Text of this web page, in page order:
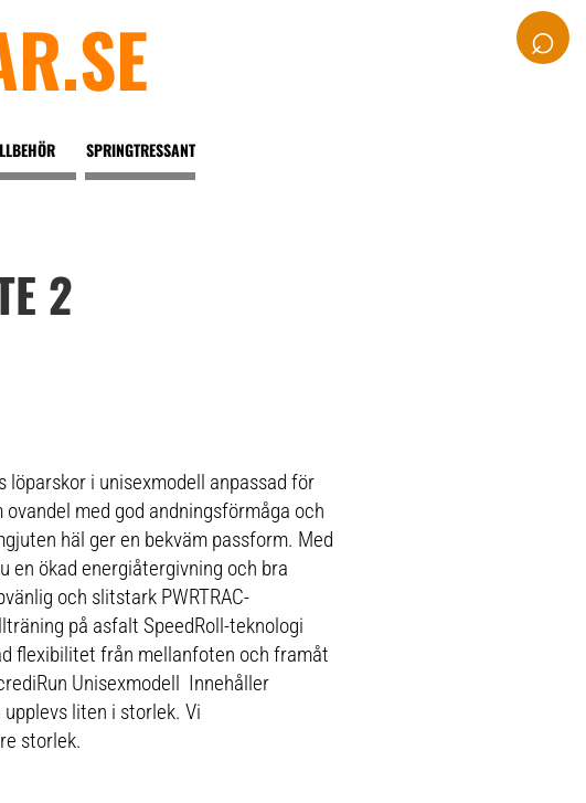
⌕
SPRINGTRESSANT
2
löparskor i unisexmodell anpassad för
med god andningsförmåga och
häl ger en bekväm passform. Med
en ökad energiåtergivning och bra
och slitstark PWRTRAC-
på asfalt SpeedRoll-teknologi
flexibilitet från mellanfoten och framåt
Unisexmodell Innehåller
liten i storlek. Vi
storlek.